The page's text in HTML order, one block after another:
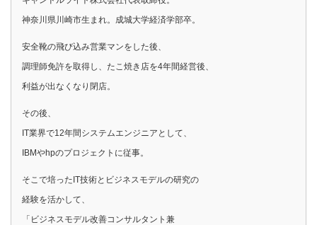
神奈川県川崎市生まれ。成城大学経済学部卒。
安全靴の飛び込み営業マンをした後、
調理師免許を取得し、たこ焼き店を4年間経営後、
利益が出なくなり閉店。
その後、
IT業界で12年間システムエンジニアとして、
IBMやhpのプロジェクトに従事。
そこで培ったIT技術とビジネスモデルの研究の
経験を活かして、
「ビジネスモデル改善コンサルタント兼